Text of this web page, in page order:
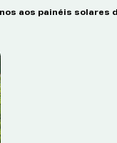
aos painéis solares